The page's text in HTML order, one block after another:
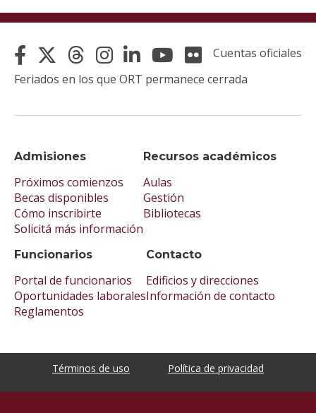
Admisiones
Próximos comienzos
Becas disponibles
Cómo inscribirte
Solicitá más información
Recursos académicos
Aulas
Gestión
Bibliotecas
Funcionarios
Portal de funcionarios
Oportunidades laborales
Reglamentos
Contacto
Edificios y direcciones
Información de contacto
Cuentas oficiales
Feriados en los que ORT permanece cerrada
Términos de uso Política de privacidad